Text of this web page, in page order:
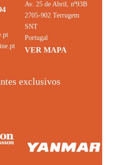
Av. 25 de Abril, nº93B
2705-902 Terrugem
SNT
Portugal
VER MAPA
exclusivos